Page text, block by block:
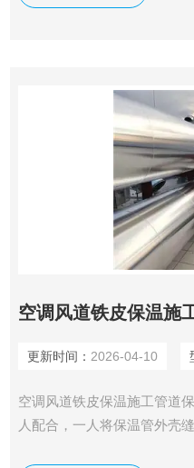
空调风道铁皮保温施
更新时间： 2026-04-10
空调风道铁皮保温施工管道
人配合，一人将保温管外壳